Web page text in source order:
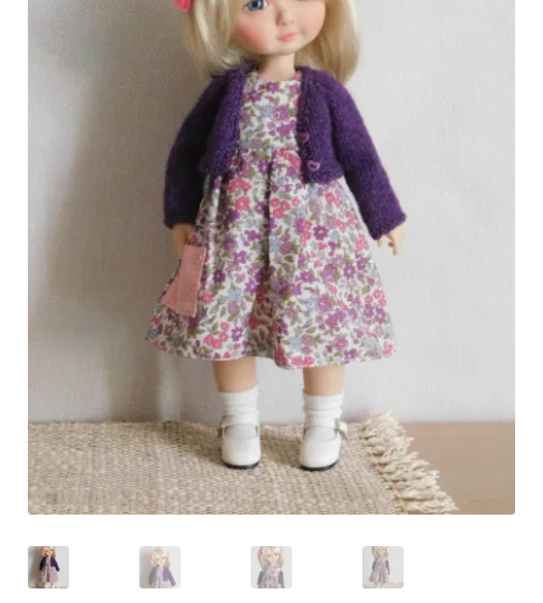
Politique de confidentialité
Politique de cookies (UE)
Validation de la commande